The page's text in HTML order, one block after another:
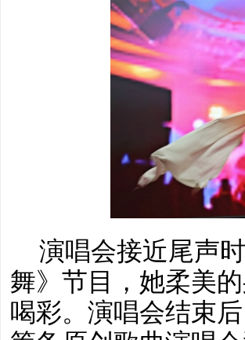
演唱会接近尾声
舞》节目，她柔美
喝彩。演唱会结束